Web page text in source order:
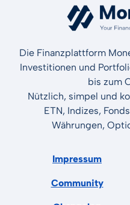
Die Finanzplattform
Investitionen und
bis zum
Nützlich, simpel und
ETN, Indizes,
Währungen,
Impressum
Community